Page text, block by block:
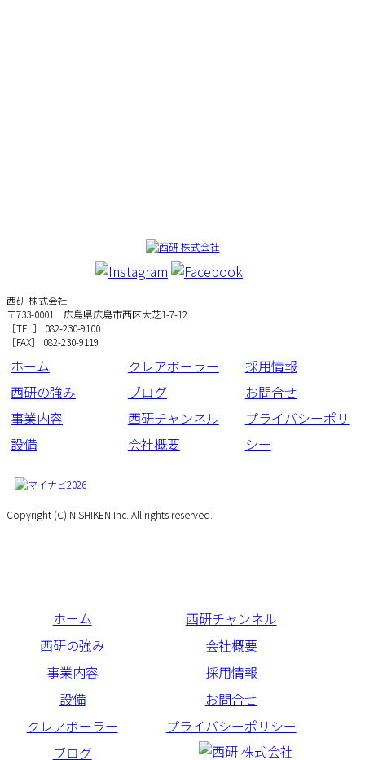
西研 株式会社
〒733-0001 広島県広島市西区大芝1-7-12
［TEL］ 082-230-9100
［FAX］ 082-230-9119
ホーム
西研の強み
事業内容
設備
クレアボーラー
ブログ
西研チャンネル
会社概要
採用情報
お問合せ
プライバシーポリ
シー
Copyright (C) NISHIKEN Inc. All rights reserved.
ホーム
西研の強み
事業内容
設備
クレアボーラー
ブログ
西研チャンネル
会社概要
採用情報
お問合せ
プライバシーポリシー